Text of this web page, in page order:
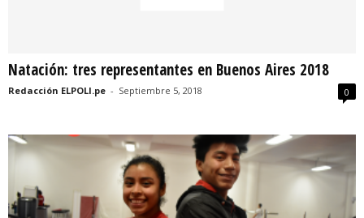
Natación: tres representantes en Buenos Aires 2018
Redacción ELPOLI.pe - Septiembre 5, 2018 0